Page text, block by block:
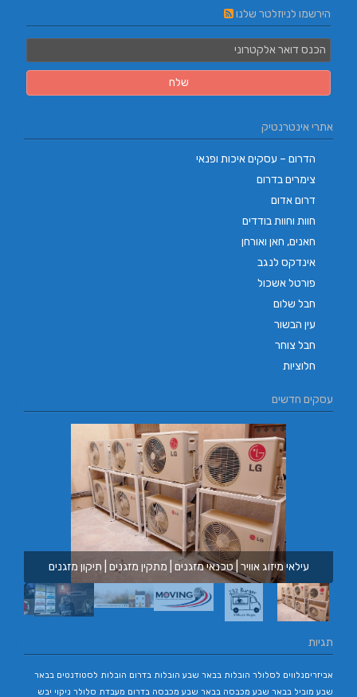
הירשמו לניוזלטר שלנו
אתרי אינטרנטיק
הדרום – עסקים איכות ופנאי
צימרים בדרום
דרום אדום
חוות וחוות בודדים
חאנים, חאן ואורחן
אינדקס לנגב
פורטל אשכול
חבל שלום
עין הבשור
חבל צוחר
חלוציות
עסקים חדשים
עילאי מיזוג אוויר | טכנאי מזגנים | מתקין מזגנים | תיקון מזגנים
תגיות
אביזריםנלווים לסלולר הובלות בבאר שבע הובלות בדרום הובלות לסטודנטים בבאר
שבע מוביל בבאר שבע מכבסה בבאר שבע מכבסה בדרום מעבדת סלולר ניקוי יבש